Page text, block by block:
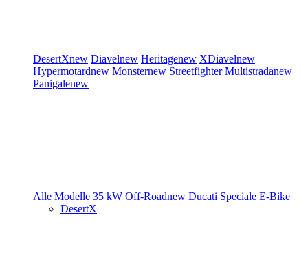
DesertXnew Diavelnew Heritagenew XDiavelnew
Hypermotardnew Monsternew StreetfighterMultistradanew
Panigalenew
Alle Modelle 35 kW Off-Roadnew Ducati Speciale E-Bike
DesertX